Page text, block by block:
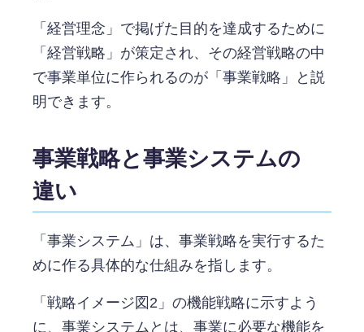
「経営理念」で掲げた目的を達成するために
「経営戦略」が策定され、その経営戦略の中
で事業単位に作られるのが「事業戦略」と説
明できます。
事業戦略と事業システムの
違い
「事業システム」は、事業戦略を実行するた
めに作る具体的な仕組みを指します。
「戦略イメージ図2」の機能戦略に示すよう
に、事業システムとは、事業に必要な機能を